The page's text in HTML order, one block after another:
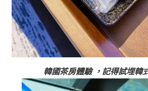
韓國茶房體驗，記得試埋韓